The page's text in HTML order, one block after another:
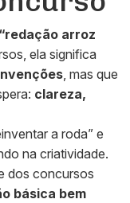
“redação arroz
ela significa
, mas que
clareza,
a roda” e
na criatividade.
dos concursos
básica bem